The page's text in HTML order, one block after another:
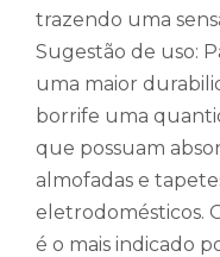
trazendo uma
Sugestão de uso:
uma maior
borrife uma
que possuam
almofadas e
eletrodomésticos.
é o mais indicado